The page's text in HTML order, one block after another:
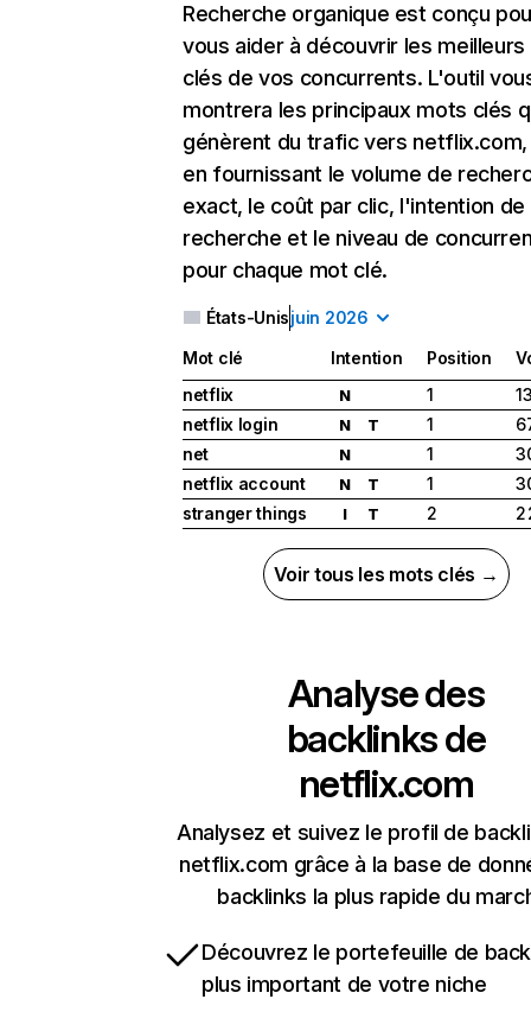
Recherche organique est conçu
vous aider à découvrir les
clés de vos concurrents. L'outil
montrera les principaux mots clés
génèrent du trafic vers
en fournissant le volume de
exact, le coût par clic, l'intention de
recherche et le niveau de
pour chaque mot clé.
États-Unisjuin 2026
Mot clé Intention Position
netflix
N 1
netflix login
N T 1
net
N 1
netflix account
N T 1
stranger things
I T 2 2
Voir tous les mots clés →
Analyse des
backlinks de
netflix.com
Analysez et suivez le profil de
netflix.com grâce à la base de
backlinks la plus rapide du
Découvrez le portefeuille de
plus important de votre niche